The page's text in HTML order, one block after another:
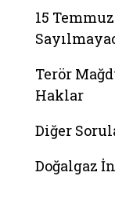
15
Terör
Haklar
Diğer
Doğalgaz